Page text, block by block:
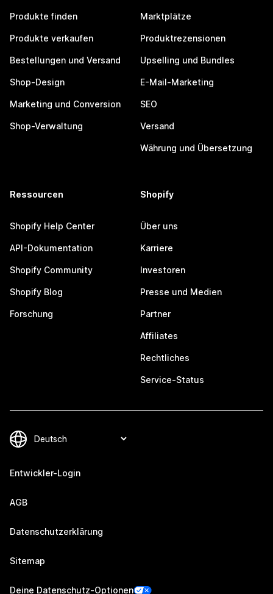
Produkte finden
Produkte verkaufen
Bestellungen und Versand
Shop-Design
Marketing und Conversion
Shop-Verwaltung
Marktplätze
Produktrezensionen
Upselling und Bundles
E-Mail-Marketing
SEO
Versand
Währung und Übersetzung
Ressourcen
Shopify Help Center
API-Dokumentation
Shopify Community
Shopify Blog
Forschung
Shopify
Über uns
Karriere
Investoren
Presse und Medien
Partner
Affiliates
Rechtliches
Service-Status
Entwickler-Login
AGB
Datenschutzerklärung
Sitemap
Deine Datenschutz-Optionen